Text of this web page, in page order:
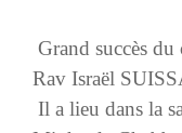
Grand succès
Rav Israël
Il a lieu dans la